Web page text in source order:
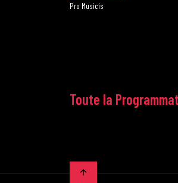
Pro Musicis
Toute la